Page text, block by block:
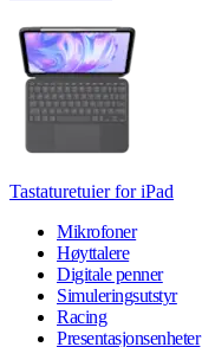
Tastaturetuier for iPad
Mikrofoner
Høyttalere
Digitale penner
Simuleringsutstyr
Racing
Presentasjonsenheter